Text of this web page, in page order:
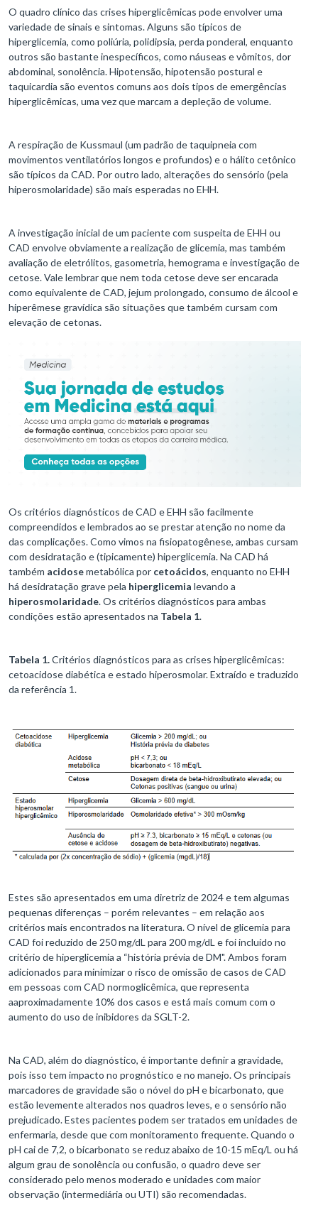
O quadro clínico das crises hiperglicêmicas pode envolver uma
variedade de sinais e sintomas. Alguns são típicos de
hiperglicemia, como poliúria, polidipsia, perda ponderal, enquanto
outros são bastante inespecíficos, como náuseas e vômitos, dor
abdominal, sonolência. Hipotensão, hipotensão postural e
taquicardia são eventos comuns aos dois tipos de emergências
hiperglicêmicas, uma vez que marcam a depleção de volume.
A respiração de Kussmaul (um padrão de taquipneia com
movimentos ventilatórios longos e profundos) e o hálito cetônico
são típicos da CAD. Por outro lado, alterações do sensório (pela
hiperosmolaridade) são mais esperadas no EHH.
A investigação inicial de um paciente com suspeita de EHH ou
CAD envolve obviamente a realização de glicemia, mas também
avaliação de eletrólitos, gasometria, hemograma e investigação de
cetose. Vale lembrar que nem toda cetose deve ser encarada
como equivalente de CAD, jejum prolongado, consumo de álcool e
hiperêmese gravídica são situações que também cursam com
elevação de cetonas.
Os critérios diagnósticos de CAD e EHH são facilmente
compreendidos e lembrados ao se prestar atenção no nome da
das complicações. Como vimos na fisiopatogênese, ambas cursam
com desidratação e (tipicamente) hiperglicemia. Na CAD há
também acidosemetabólica por cetoácidos, enquanto no EHH
há desidratação grave pela hiperglicemia levando a
hiperosmolaridade. Os critérios diagnósticos para ambas
condições estão apresentados na Tabela 1.
Tabela 1.Critérios diagnósticos para as crises hiperglicêmicas:
cetoacidose diabética e estado hiperosmolar. Extraído e traduzido
da referência 1.
Estes são apresentados em uma diretriz de 2024 e tem algumas
pequenas diferenças – porém relevantes – em relação aos
critérios mais encontrados na literatura. O nível de glicemia para
CAD foi reduzido de 250 mg/dL para 200 mg/dL e foi incluído no
critério de hiperglicemia a “história prévia de DM". Ambos foram
adicionados para minimizar o risco de omissão de casos de CAD
em pessoas com CAD normoglicêmica, que representa
aaproximadamente 10% dos casos e está mais comum com o
aumento do uso de inibidores da SGLT-2.
Na CAD, além do diagnóstico, é importante definir a gravidade,
pois isso tem impacto no prognóstico e no manejo. Os principais
marcadores de gravidade são o nóvel do pH e bicarbonato, que
estão levemente alterados nos quadros leves, e o sensório não
prejudicado. Estes pacientes podem ser tratados em unidades de
enfermaria, desde que com monitoramento frequente. Quando o
pH cai de 7,2, o bicarbonato se reduz abaixo de 10-15 mEq/L ou há
algum grau de sonolência ou confusão, o quadro deve ser
considerado pelo menos moderado e unidades com maior
observação (intermediária ou UTI) são recomendadas.